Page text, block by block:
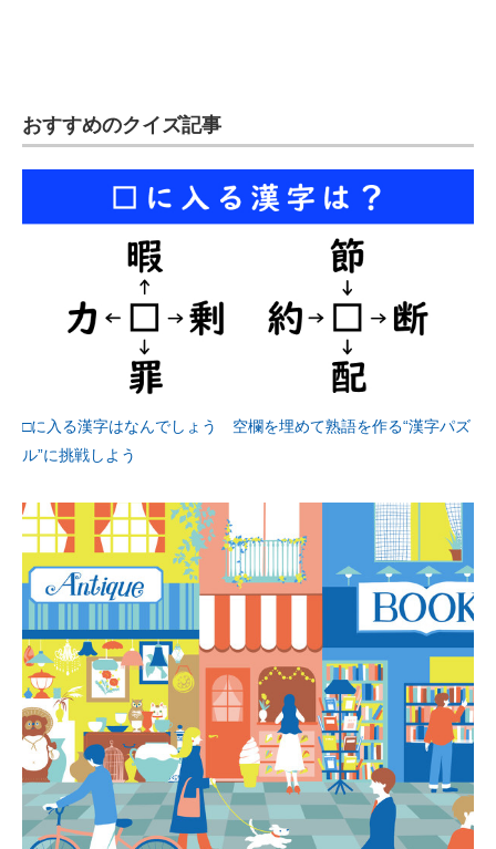
おすすめのクイズ記事
□に入る漢字はなんでしょう 空欄を埋めて熟語を作る“漢字パズ
ル”に挑戦しよう